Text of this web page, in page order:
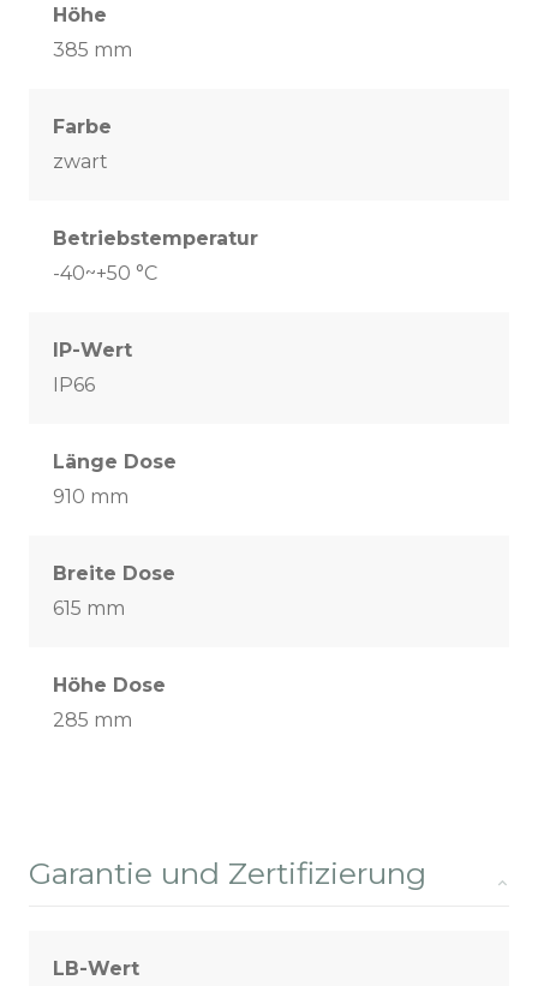
Höhe
385 mm
Farbe
zwart
Betriebstemperatur
-40~+50 °C
IP-Wert
IP66
Länge Dose
910 mm
Breite Dose
615 mm
Höhe Dose
285 mm
Garantie und Zertifizierung
LB-Wert